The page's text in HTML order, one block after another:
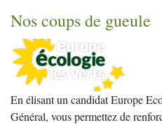
Nos coups de gueule
En élisant un candidat Europe
Général, vous permettez de